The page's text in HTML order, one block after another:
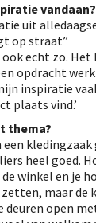
vandaan?
uit
op straat”
echt zo. Het
opdracht
inspiratie
plaats vind.’
thema?
kledingzaak
heel goed.
winkel en je
maar de
deuren open